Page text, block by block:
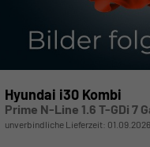
Hyundai i30 Kombi
Prime N-Line 1.6 T-GDi 7
unverbindliche Lieferzeit: 01.09.2026